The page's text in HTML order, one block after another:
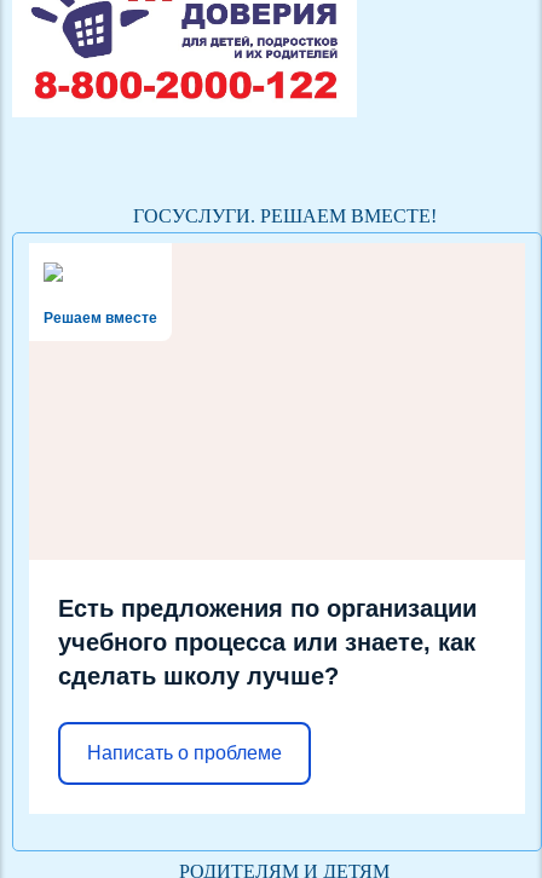
ГОСУСЛУГИ. РЕШАЕМ ВМЕСТЕ!
Решаем вместе
Есть предложения по организации
учебного процесса или знаете, как
сделать школу лучше?
Написать о проблеме
РОДИТЕЛЯМ И ДЕТЯМ